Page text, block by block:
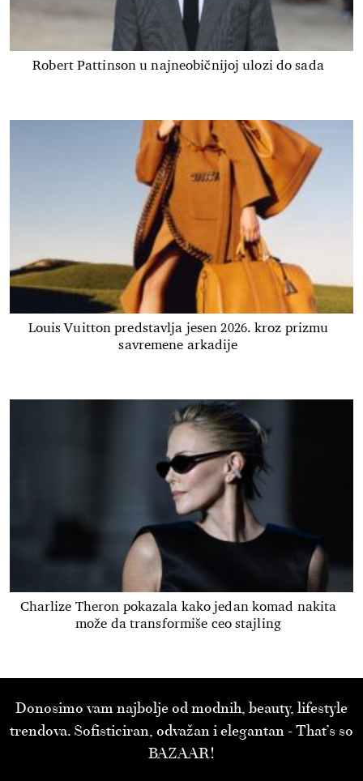
Robert Pattinson u najneobičnijoj ulozi do sada
Louis Vuitton predstavlja jesen 2026. kroz prizmu
savremene arkadije
Charlize Theron pokazala kako jedan komad nakita
može da transformiše ceo stajling
Donosimo vam najbolje od modnih, beauty, lifestyle
trendova. Sofisticiran, odvažan i elegantan - That’s so
BAZAAR!